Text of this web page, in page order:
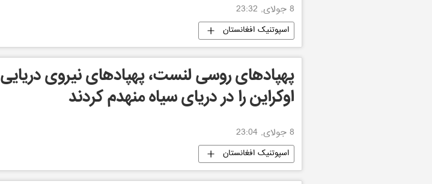
8 جولای, 23:32
اسپوتنیک افغانستان
پهپادهای روسی لنست، پهپادهای نیروی دریایی
اوکراین را در دریای سیاه منهدم کردند
8 جولای, 23:04
اسپوتنیک افغانستان